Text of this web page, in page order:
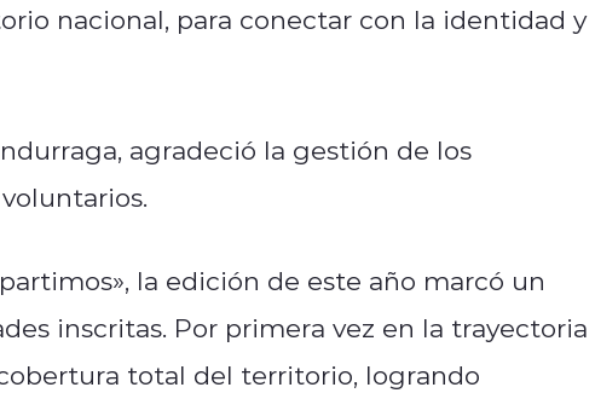
nacional, para conectar con la identidad y
agradeció la gestión de los
la edición de este año marcó un
inscritas. Por primera vez en la trayectoria
total del territorio, logrando